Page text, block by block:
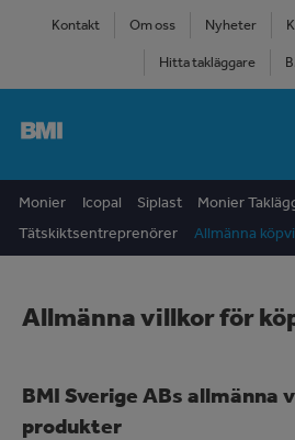
content
Kontakt Om oss Nyheter
Hitta takläggare
navigation
Secondary
top
Monier Icopal Siplast
Monier
Tätskiktsentreprenörer
Allmänna
Allmänna villkor för
BMI Sverige ABs allmänna
produkter